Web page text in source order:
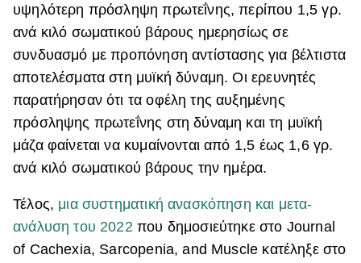
υψηλότερη πρόσληψη πρωτεΐνης, περίπου 1,5 γρ.
ανά κιλό σωματικού βάρους ημερησίως σε
συνδυασμό με προπόνηση αντίστασης για βέλτιστα
αποτελέσματα στη μυϊκή δύναμη. Οι ερευνητές
παρατήρησαν ότι τα οφέλη της αυξημένης
πρόσληψης πρωτεΐνης στη δύναμη και τη μυϊκή
μάζα φαίνεται να κυμαίνονται από 1,5 έως 1,6 γρ.
ανά κιλό σωματικού βάρους την ημέρα.
Τέλος, μια συστηματική ανασκόπηση και μετα-
ανάλυση του 2022 που δημοσιεύτηκε στο Journal
of Cachexia, Sarcopenia, and Muscle κατέληξε στο